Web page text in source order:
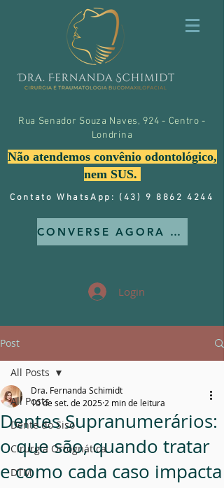
Rua Senador Souza Naves, 924 - Centro -
Londrina
Não atendemos convênio odontológico,
nem SUS.
Contato WhatsApp: (43) 9 8862 4244
CONVERSE AGORA MESMO CONOSCO
Login
Post
All Posts
Dente do Siso
Cirurgia Ortognática
DTM
All Posts
Dentes Supranumerários:
o que são, quando tratar
e como cada caso impacta
Dra. Fernanda Schimidt
10 de set. de 2025 2 min de leitura